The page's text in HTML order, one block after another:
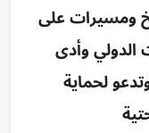
ومسيرات على
وأدى
لحماية